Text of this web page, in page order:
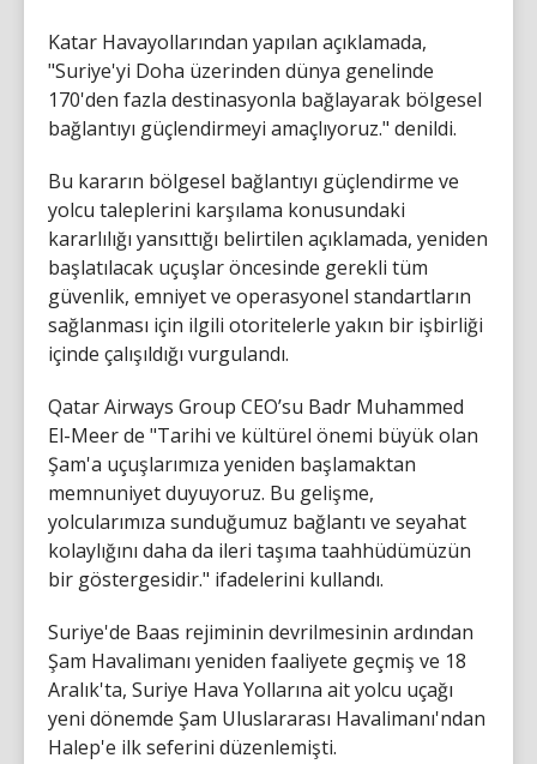
Katar Havayollarından yapılan açıklamada,
"Suriye'yi Doha üzerinden dünya genelinde
170'den fazla destinasyonla bağlayarak bölgesel
bağlantıyı güçlendirmeyi amaçlıyoruz." denildi.
Bu kararın bölgesel bağlantıyı güçlendirme ve
yolcu taleplerini karşılama konusundaki
kararlılığı yansıttığı belirtilen açıklamada, yeniden
başlatılacak uçuşlar öncesinde gerekli tüm
güvenlik, emniyet ve operasyonel standartların
sağlanması için ilgili otoritelerle yakın bir işbirliği
içinde çalışıldığı vurgulandı.
Qatar Airways Group CEO’su Badr Muhammed
El-Meer de "Tarihi ve kültürel önemi büyük olan
Şam'a uçuşlarımıza yeniden başlamaktan
memnuniyet duyuyoruz. Bu gelişme,
yolcularımıza sunduğumuz bağlantı ve seyahat
kolaylığını daha da ileri taşıma taahhüdümüzün
bir göstergesidir." ifadelerini kullandı.
Suriye'de Baas rejiminin devrilmesinin ardından
Şam Havalimanı yeniden faaliyete geçmiş ve 18
Aralık'ta, Suriye Hava Yollarına ait yolcu uçağı
yeni dönemde Şam Uluslararası Havalimanı'ndan
Halep'e ilk seferini düzenlemişti.